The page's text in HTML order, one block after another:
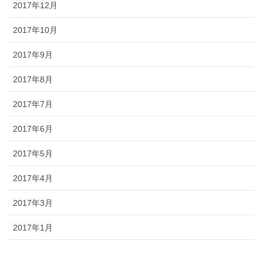
2017年12月
2017年10月
2017年9月
2017年8月
2017年7月
2017年6月
2017年5月
2017年4月
2017年3月
2017年1月